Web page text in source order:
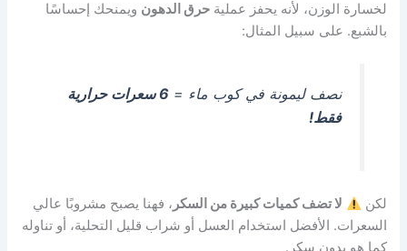
لخسارة الوزن، لأنه يحفز عمليةحرق الدهون ويمنحك إحساسًا
بالشبع. على سبيل المثال:
نصف ليمونة في كوب ماء =
6 سعرات حرارية
فقط!
لكن لا تضف كميات كبيرة من السكر ، فهنا يصبح مشروبًا عالي
السعرات. الأفضل استخدام العسل أو شراب قليل التحلية، أو تناوله
كما هو بدون سكر.